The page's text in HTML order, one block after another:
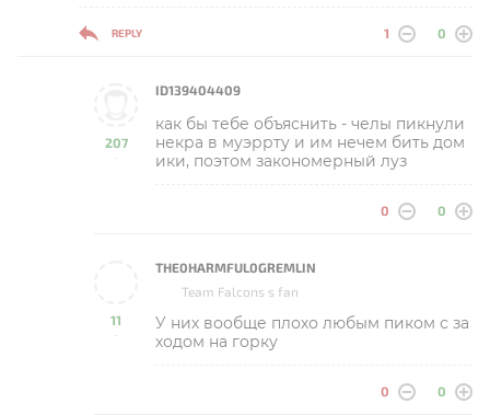
REPLY 1 0
207
-
ID139404409
как бы тебе объяснить - челы пикнули
некра в муэррту и им нечем бить дом
ики, поэтом закономерный луз
0 0
11
-
THE0HARMFUL0GREMLIN
Team Falcons s fan
У них вообще плохо любым пиком с за
ходом на горку
0 0